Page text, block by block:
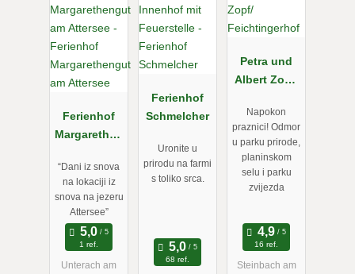
Ferienhof
Margarethen
Attersee
“Dani iz snova
na lokaciji iz
snova na jezeru
Attersee”
1 ref.
Unterach am
Ferienhof
Schmelcher
Uronite u
prirodu na farmi
s toliko srca.
68 ref.
Petra und
Albert Zopf/
of
Napokon
praznici! Odmor
u parku prirode,
planinskom
selu i parku
zvijezda
16 ref.
Steinbach am